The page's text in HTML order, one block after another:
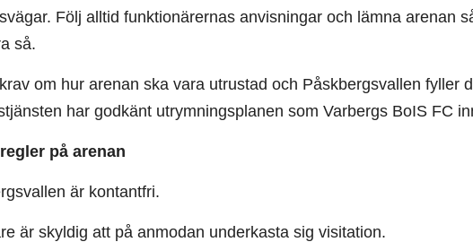
Följ alltid funktionärernas anvisningar och lämna arenan
så.
om hur arenan ska vara utrustad och Påskbergsvallen fyller
har godkänt utrymningsplanen som Varbergs BoIS FC
på arenan
är kontantfri.
är skyldig att på anmodan underkasta sig visitation.